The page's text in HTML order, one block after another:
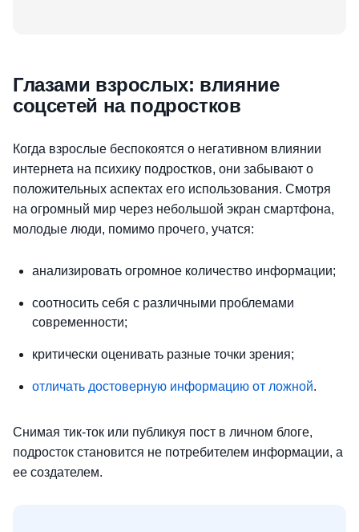
Глазами взрослых: влияние
соцсетей на подростков
Когда взрослые беспокоятся о негативном влиянии
интернета на психику подростков, они забывают о
положительных аспектах его использования. Смотря
на огромный мир через небольшой экран смартфона,
молодые люди, помимо прочего, учатся:
анализировать огромное количество информации;
соотносить себя с различными проблемами
современности;
критически оценивать разные точки зрения;
отличать достоверную информацию от ложной.
Снимая тик-ток или публикуя пост в личном блоге,
подросток становится не потребителем информации, а
ее создателем.